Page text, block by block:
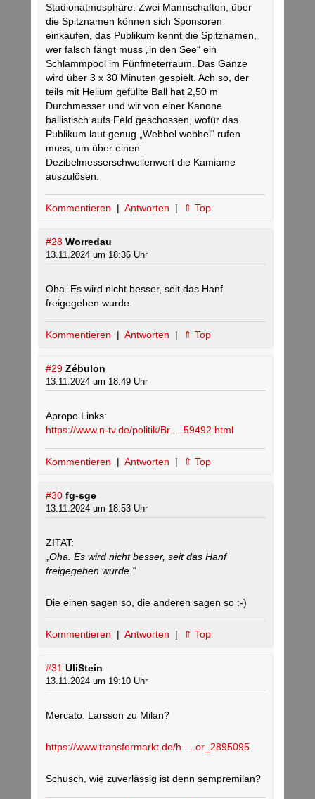
Stadionatmosphäre. Zwei Mannschaften, über
die Spitznamen können sich Sponsoren
einkaufen, das Publikum kennt die Spitznamen,
wer falsch fängt muss „in den See“ ein
Schlammpool im Fünfmeterraum. Das Ganze
wird über 3 x 30 Minuten gespielt. Ach so, der
teils mit Helium gefüllte Ball hat 2,50 m
Durchmesser und wir von einer Kanone
ballistisch aufs Feld geschossen, wofür das
Publikum laut genug „Webbel webbel“ rufen
muss, um über einen
Dezibelmesserschwellenwert die Kamiame
auszulösen.
Kommentieren | Antworten | ⇑ Top
#28 Worredau
13.11.2024 um 18:36 Uhr
Oha. Es wird nicht besser, seit das Hanf
freigegeben wurde.
Kommentieren | Antworten | ⇑ Top
#29 Zébulon
13.11.2024 um 18:49 Uhr
Apropo Links:
https://www.n-tv.de/politik/Br.....59492.html
Kommentieren | Antworten | ⇑ Top
#30 fg-sge
13.11.2024 um 18:53 Uhr
ZITAT:
„Oha. Es wird nicht besser, seit das Hanf
freigegeben wurde.“
Die einen sagen so, die anderen sagen so :-)
Kommentieren | Antworten | ⇑ Top
#31 UliStein
13.11.2024 um 19:10 Uhr
Mercato. Larsson zu Milan?
https://www.transfermarkt.de/h.....or_2895095
Schusch, wie zuverlässig ist denn sempremilan?